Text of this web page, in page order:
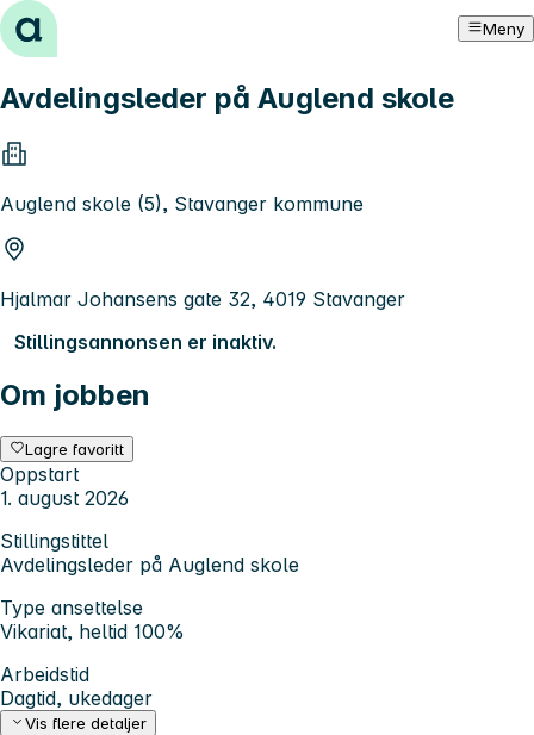
Hopp til innhold Meny
Avdelingsleder på Auglend skole
Auglend skole (5), Stavanger kommune
Hjalmar Johansens gate 32, 4019 Stavanger
Stillingsannonsen er inaktiv.
Om jobben
Lagre favoritt
Oppstart
1. august 2026
Stillingstittel
Avdelingsleder på Auglend skole
Type ansettelse
Vikariat, heltid 100%
Arbeidstid
Dagtid, ukedager
Vis flere detaljer